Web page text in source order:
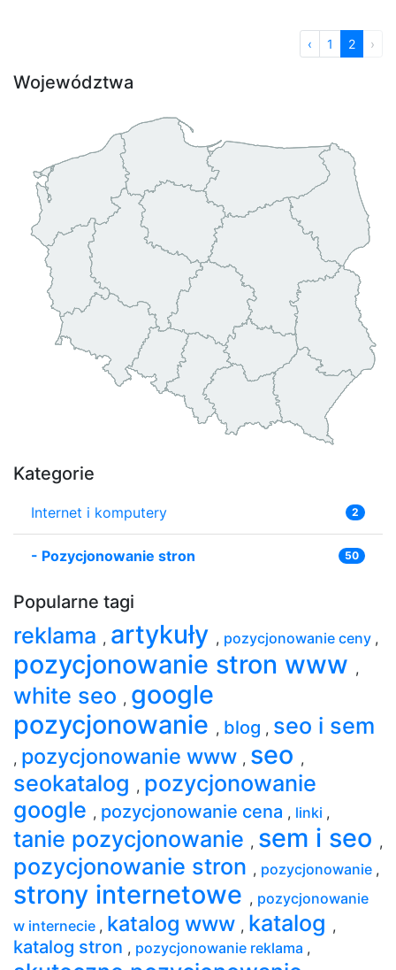
‹ 1 2 ›
Województwa
Kategorie
Internet i komputery 2
- Pozycjonowanie stron 50
Popularne tagi
reklama , artykuły , pozycjonowanie ceny ,
pozycjonowanie stron www ,
white seo , google
pozycjonowanie , blog , seo i sem
, pozycjonowanie www , seo ,
seokatalog , pozycjonowanie
google , pozycjonowanie cena , linki ,
tanie pozycjonowanie , sem i seo ,
pozycjonowanie stron , pozycjonowanie ,
strony internetowe , pozycjonowanie
w internecie , katalog www , katalog ,
katalog stron , pozycjonowanie reklama ,